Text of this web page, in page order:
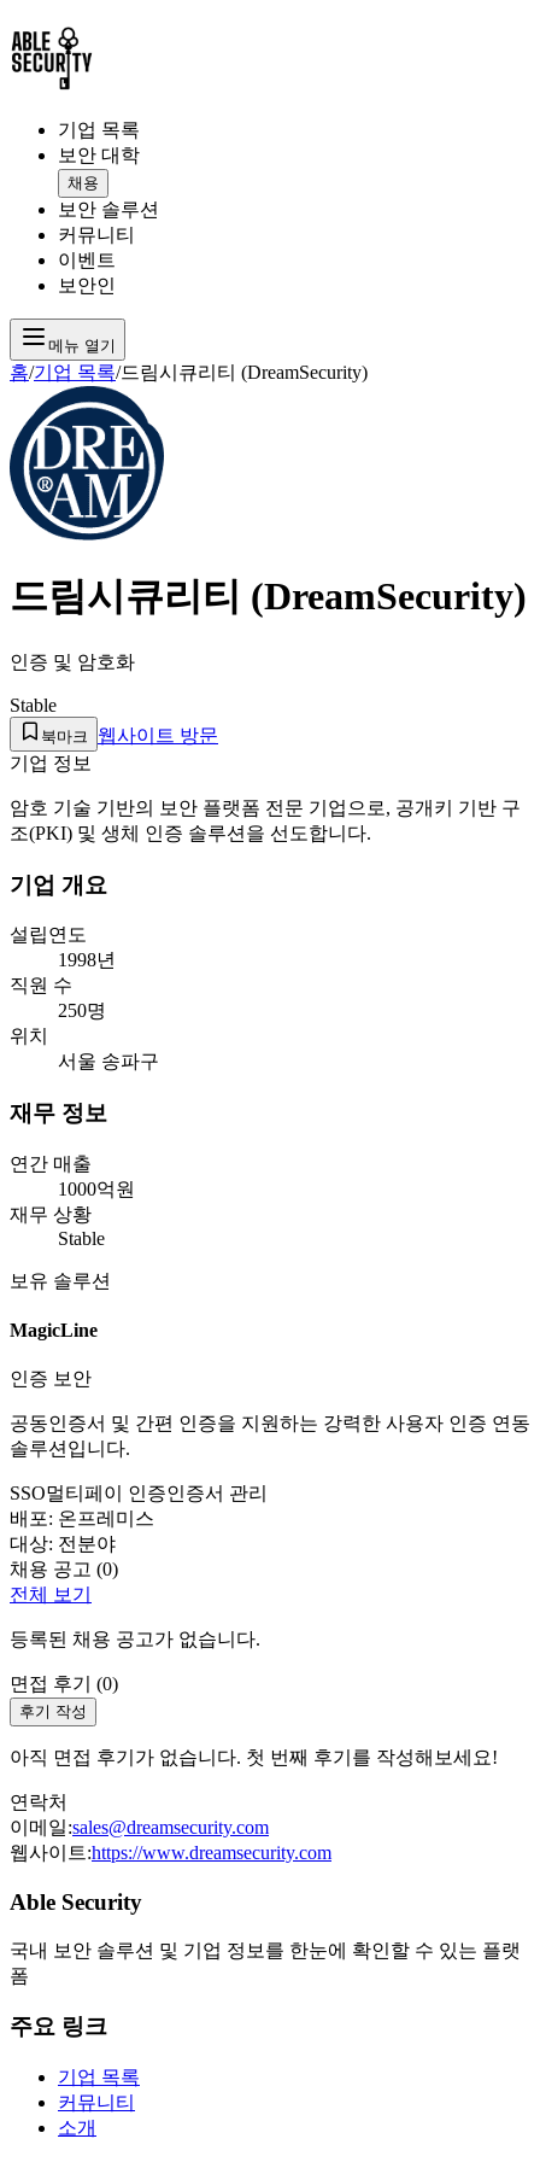
기업 목록
보안 대학
채용
보안 솔루션
커뮤니티
이벤트
보안인
메뉴 열기
홈/기업 목록/드림시큐리티 (DreamSecurity)
드림시큐리티 (DreamSecurity)
인증 및 암호화
Stable
북마크
웹사이트 방문
기업 정보
암호 기술 기반의 보안 플랫폼 전문 기업으로, 공개키 기반 구
조(PKI) 및 생체 인증 솔루션을 선도합니다.
기업 개요
설립연도
1998년
직원 수
250명
위치
서울 송파구
재무 정보
연간 매출
1000억원
재무 상황
Stable
보유 솔루션
MagicLine
인증 보안
공동인증서 및 간편 인증을 지원하는 강력한 사용자 인증 연동
솔루션입니다.
SSO멀티페이 인증인증서 관리
배포: 온프레미스
대상: 전분야
채용 공고 (0)
전체 보기
등록된 채용 공고가 없습니다.
면접 후기 (0)
후기 작성
아직 면접 후기가 없습니다. 첫 번째 후기를 작성해보세요!
연락처
이메일:sales@dreamsecurity.com
웹사이트:https://www.dreamsecurity.com
Able Security
국내 보안 솔루션 및 기업 정보를 한눈에 확인할 수 있는 플랫
폼
주요 링크
기업 목록
커뮤니티
소개